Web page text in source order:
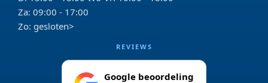
Za: 09:00 - 17:00
Zo: gesloten>
REVIEWS
Google beoordeling